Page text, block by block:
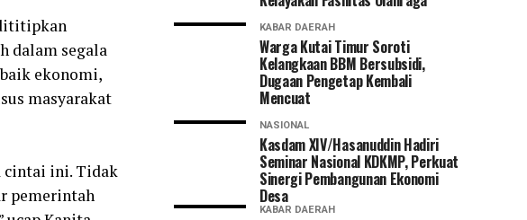
dalam segala
ekonomi,
masyarakat
cintai ini. Tidak
pemerintah
KABAR DAERAH
Warga Kutai Timur Soroti
Kelangkaan BBM Bersubsidi,
Dugaan Pengetap Kembali
Mencuat
NASIONAL
Kasdam XIV/Hasanuddin Hadiri
Seminar Nasional KDKMP, Perkuat
Sinergi Pembangunan Ekonomi
Desa
KABAR DAERAH